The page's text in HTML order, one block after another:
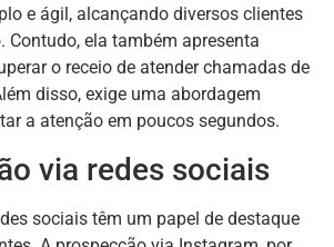
e ágil, alcançando diversos clientes
Contudo, ela também apresenta
o receio de atender chamadas de
disso, exige uma abordagem
a atenção em poucos segundos.
via redes sociais
sociais têm um papel de destaque